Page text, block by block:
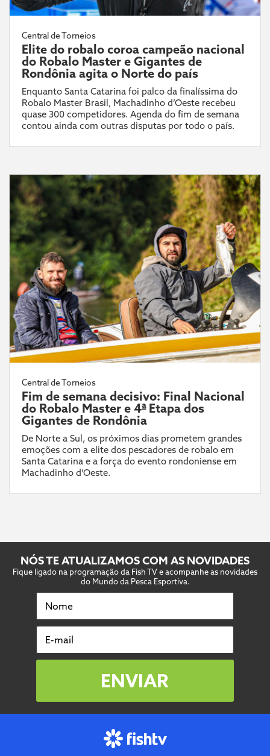
Central de Torneios
Elite do robalo coroa campeão nacional
do Robalo Master e Gigantes de
Rondônia agita o Norte do país
Enquanto Santa Catarina foi palco da finalíssima do
Robalo Master Brasil, Machadinho d’Oeste recebeu
quase 300 competidores. Agenda do fim de semana
contou ainda com outras disputas por todo o país.
Central de Torneios
Fim de semana decisivo: Final Nacional
do Robalo Master e 4ª Etapa dos
Gigantes de Rondônia
De Norte a Sul, os próximos dias prometem grandes
emoções com a elite dos pescadores de robalo em
Santa Catarina e a força do evento rondoniense em
Machadinho d’Oeste.
NÓS TE ATUALIZAMOS COM AS NOVIDADES
Fique ligado na programação da Fish TV e acompanhe as novidades
do Mundo da Pesca Esportiva.
Nome
E-mail
ENVIAR